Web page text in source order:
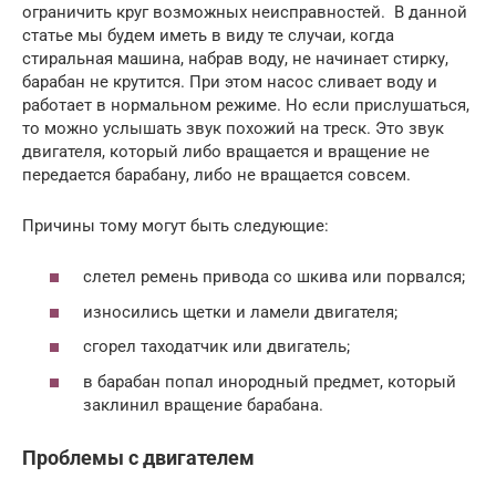
ограничить круг возможных неисправностей. В данной
статье мы будем иметь в виду те случаи, когда
стиральная машина, набрав воду, не начинает стирку,
барабан не крутится. При этом насос сливает воду и
работает в нормальном режиме. Но если прислушаться,
то можно услышать звук похожий на треск. Это звук
двигателя, который либо вращается и вращение не
передается барабану, либо не вращается совсем.
Причины тому могут быть следующие:
слетел ремень привода со шкива или порвался;
износились щетки и ламели двигателя;
сгорел таходатчик или двигатель;
в барабан попал инородный предмет, который
заклинил вращение барабана.
Проблемы с двигателем